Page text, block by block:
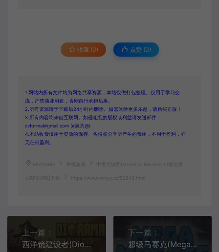
收藏 (0) 点赞 (0)
1.网站内所有文件均为网络共享资源，本站仅做打包整理。仅用于学习交
流，严禁商业用途，否则自行承担后果。
2.所有资源请于下载后24小时内删除。如需体验更多乐趣，请购买正版！
3.所有内容均来自互联网。如侵犯您的版权或利益请发送邮件：
cvformat#gmail.com (#换为@)
4.本站收费仅用于资源的保存、备份和分享所产生的费用，不用于盈利，亦
无任何盈利。
MMGAME 中世纪铁匠(Medieval Blacksmith)锻造模
拟RPG游戏|下载 https://www.mmyx.cc/52643.html
上一篇：
西洋镜建设者(Diorama Builder)艺术组装休闲游戏|下载
下一篇：
超级马赛克(Mega Mosaic)网格拼图冥想游戏|中文|攻略|视频|免费下载